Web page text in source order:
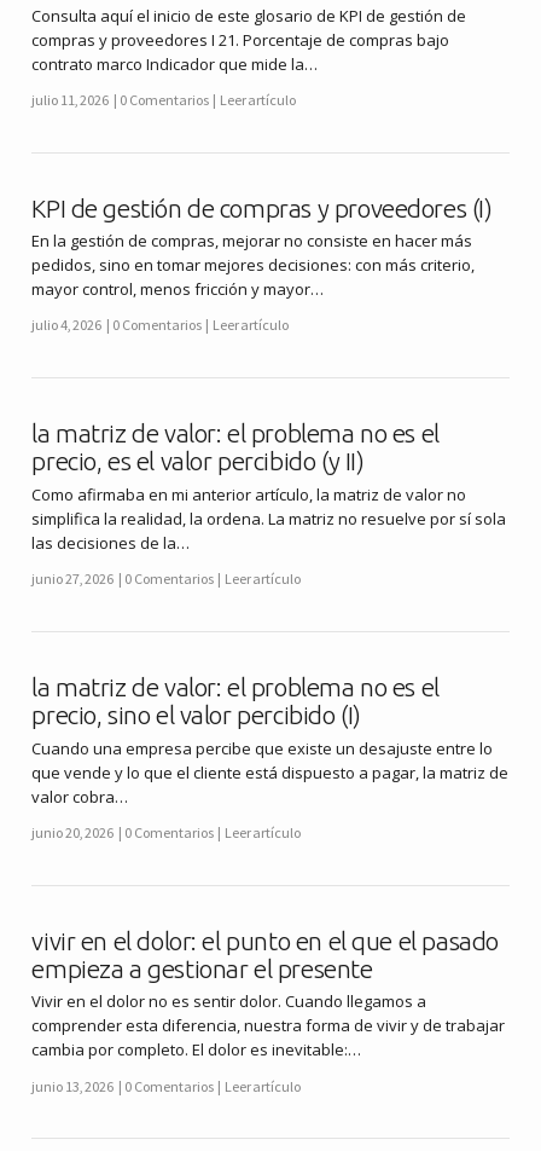
Consulta aquí el inicio de este glosario de KPI de gestión de
compras y proveedores I 21. Porcentaje de compras bajo
contrato marco Indicador que mide la…
julio 11, 2026 0 Comentarios Leer artículo
KPI de gestión de compras y proveedores (I)
En la gestión de compras, mejorar no consiste en hacer más
pedidos, sino en tomar mejores decisiones: con más criterio,
mayor control, menos fricción y mayor…
julio 4, 2026 0 Comentarios Leer artículo
la matriz de valor: el problema no es el
precio, es el valor percibido (y II)
Como afirmaba en mi anterior artículo, la matriz de valor no
simplifica la realidad, la ordena. La matriz no resuelve por sí sola
las decisiones de la…
junio 27, 2026 0 Comentarios Leer artículo
la matriz de valor: el problema no es el
precio, sino el valor percibido (I)
Cuando una empresa percibe que existe un desajuste entre lo
que vende y lo que el cliente está dispuesto a pagar, la matriz de
valor cobra…
junio 20, 2026 0 Comentarios Leer artículo
vivir en el dolor: el punto en el que el pasado
empieza a gestionar el presente
Vivir en el dolor no es sentir dolor. Cuando llegamos a
comprender esta diferencia, nuestra forma de vivir y de trabajar
cambia por completo. El dolor es inevitable:…
junio 13, 2026 0 Comentarios Leer artículo